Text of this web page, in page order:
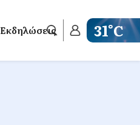
Εκδηλώσεις 31°C
Get